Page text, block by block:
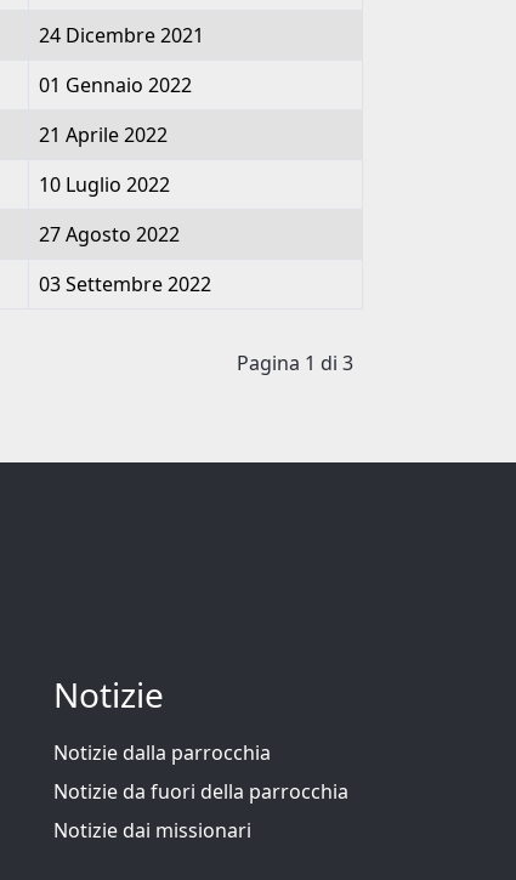
24 Dicembre 2021
01 Gennaio 2022
21 Aprile 2022
10 Luglio 2022
27 Agosto 2022
03 Settembre 2022
Pagina 1 di 3
Notizie
Notizie dalla parrocchia
Notizie da fuori della parrocchia
Notizie dai missionari